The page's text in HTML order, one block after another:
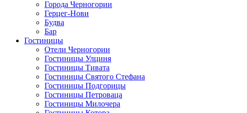
Города Черногории
Герцег-Нови
Будва
Бар
Гостиницы
Отели Черногории
Гостиницы Улциня
Гостиницы Тивата
Гостиницы Святого Стефана
Гостиницы Подгорицы
Гостиницы Петроваца
Гостиницы Милочера